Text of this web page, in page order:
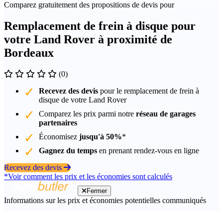
Comparez gratuitement des propositions de devis pour
Remplacement de frein à disque pour
votre Land Rover à proximité de
Bordeaux
(0)
Recevez des devis pour le remplacement de frein à
disque de votre Land Rover
Comparez les prix parmi notre réseau de garages
partenaires
Économisez jusqu'à 50%*
Gagnez du temps en prenant rendez-vous en ligne
Recevez des devis
*Voir comment les prix et les économies sont calculés
Fermer
Informations sur les prix et économies potentielles communiqués